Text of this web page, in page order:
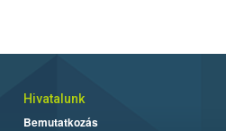
Hivatalunk
Bemutatkozás